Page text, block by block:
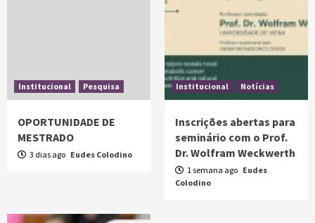
Institucional Pesquisa
OPORTUNIDADE DE
MESTRADO
3 dias ago Eudes Colodino
Institucional Notícias
Inscrições abertas para
seminário com o Prof.
Dr. Wolfram Weckwerth
1 semana ago Eudes
Colodino